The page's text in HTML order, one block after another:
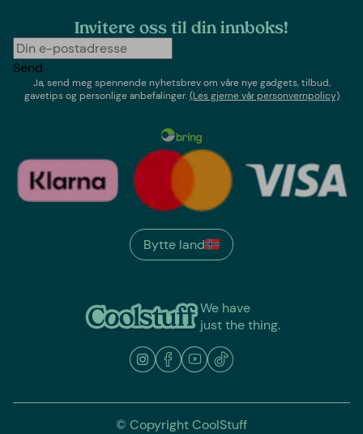
Invitere oss til din innboks!
Send
Ja, send meg spennende nyhetsbrev om våre nye gadgets, tilbud,
gavetips og personlige anbefalinger.(Les gjerne vår personvernpolicy)
We have
just the thing.
Bytte land
© Copyright CoolStuff